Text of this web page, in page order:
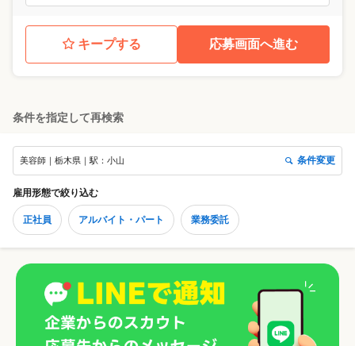
キープする 応募画面へ進む
条件を指定して再検索
美容師｜栃木県｜駅：小山 条件変更
雇用形態で絞り込む
正社員 アルバイト・パート 業務委託